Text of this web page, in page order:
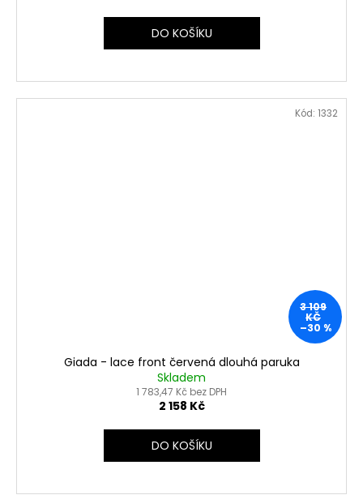
DO KOŠÍKU
3 109
KČ
–30 %
Giada - lace front červená dlouhá paruka
Skladem
1 783,47 Kč bez DPH
2 158 Kč
DO KOŠÍKU
Kód: 1332